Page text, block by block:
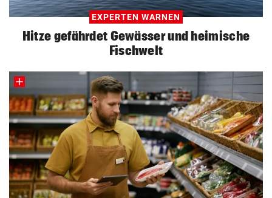
EXPERTEN WARNEN
Hitze gefährdet Gewässer und heimische
Fischwelt